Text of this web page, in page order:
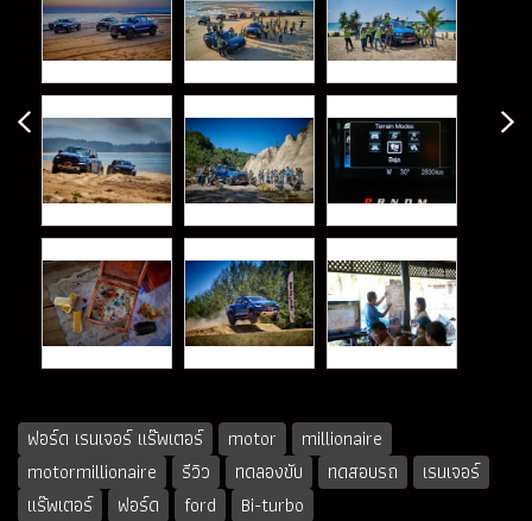
ฟอร์ด เรนเจอร์ แร๊พเตอร์ motor
millionaire
motormillionaire
รีวิว ทดลองขับ ทดสอบรถ
เรนเจอร์
แร๊พเตอร์
ฟอร์ด ford Bi-turbo